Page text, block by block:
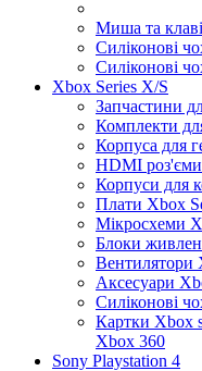
Миша та
Силіконові
Силіконові
Xbox Series X/S
Запчастини
Комплекти
Корпуса для
HDMI
Корпуси для
Плати Xbox
Мікросхеми
Блоки
Вентилятори
Аксесуари
Силіконові
Картки Xbox
Xbox 360
Sony Playstation 4